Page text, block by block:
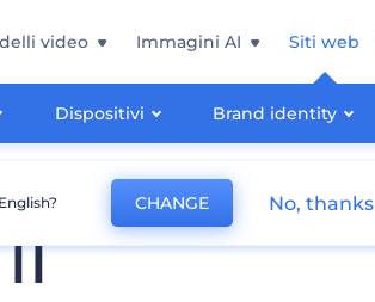
video Immagini AI Siti web
Dispositivi Brand identity
CHANGE No, thanks